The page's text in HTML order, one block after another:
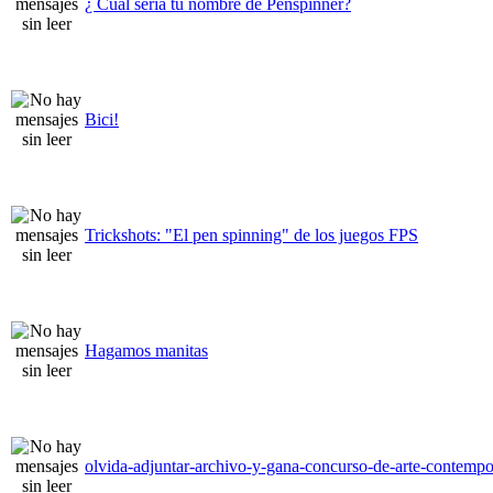
Bici!
Trickshots: "El pen spinning" de los juegos FPS
Hagamos manitas
olvida-adjuntar-archivo-y-gana-concurso-de-arte-